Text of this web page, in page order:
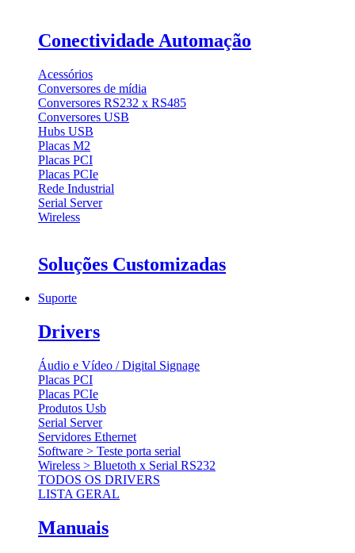
Conectividade Automação
Acessórios
Conversores de mídia
Conversores RS232 x RS485
Conversores USB
Hubs USB
Placas M2
Placas PCI
Placas PCIe
Rede Industrial
Serial Server
Wireless
Soluções Customizadas
Suporte
Drivers
Áudio e Vídeo / Digital Signage
Placas PCI
Placas PCIe
Produtos Usb
Serial Server
Servidores Ethernet
Software > Teste porta serial
Wireless > Bluetoth x Serial RS232
TODOS OS DRIVERS
LISTA GERAL
Manuais